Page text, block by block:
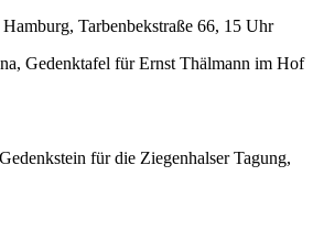
Tarbenbekstraße 66, 15 Uhr
Gedenktafel für Ernst Thälmann im Hof
für die Ziegenhalser Tagung,